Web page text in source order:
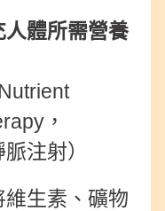
體所需營養
，
注射）
生素、礦物